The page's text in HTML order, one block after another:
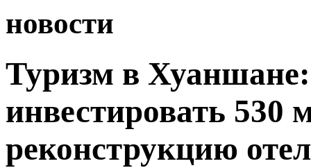
новости
Туризм в
инвестировать 530
реконструкцию